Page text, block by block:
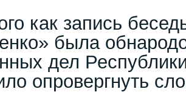
как запись
была
дел
опровергнуть